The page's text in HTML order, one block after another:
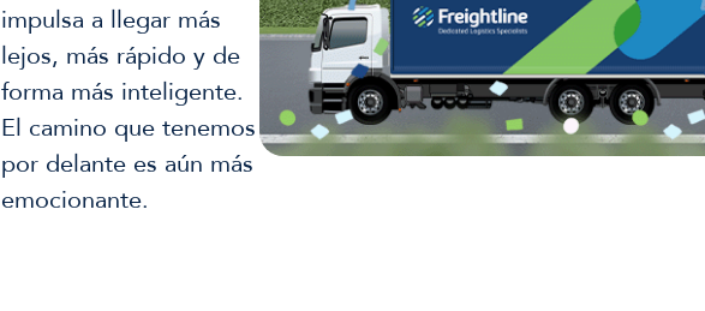
impulsa a llegar más
lejos, más rápido y de
forma más inteligente.
El camino que tenemos
por delante es aún más
emocionante.